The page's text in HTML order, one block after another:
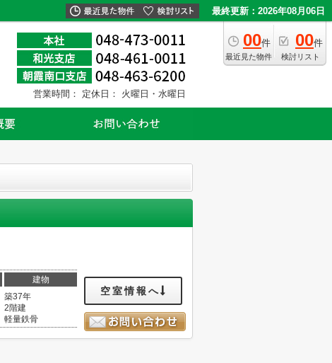
最終更新：2026年08月06日
00件
最近見た物件
00件
検討リスト
営業時間： 定休日： 火曜日・水曜日
建物
築37年
2階建
軽量鉄骨
空室情報へ